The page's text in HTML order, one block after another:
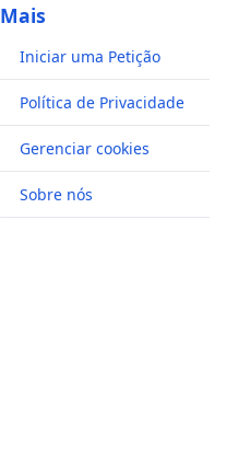
Mais
Iniciar uma Petição
Política de Privacidade
Gerenciar cookies
Sobre nós